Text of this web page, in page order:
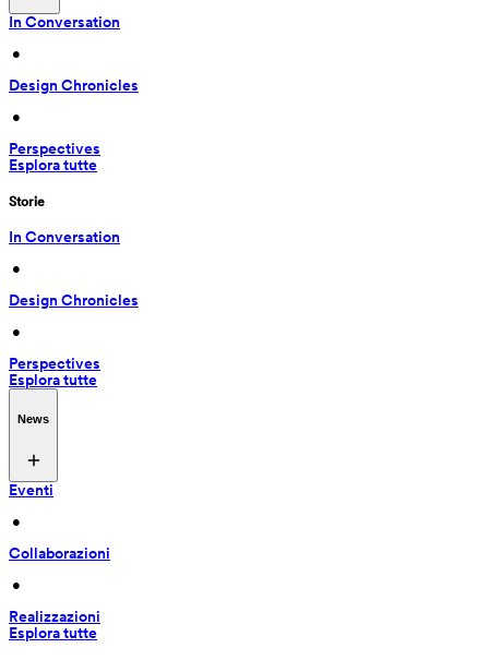
In Conversation
•
Design Chronicles
•
Perspectives
Esplora tutte
Storie
In Conversation
•
Design Chronicles
•
Perspectives
Esplora tutte
News
Eventi
•
Collaborazioni
•
Realizzazioni
Esplora tutte